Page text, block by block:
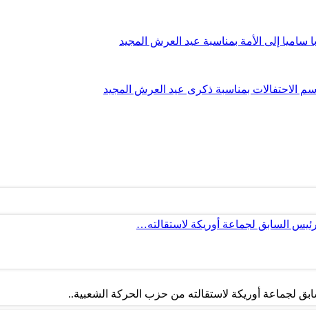
إلى الأمة بمناسبة عيد العرش المجيد
الاحتفالات بمناسبة ذكرى عيد العرش المجيد
السابق لجماعة أوريكة لاستقالته…
لجماعة أوريكة لاستقالته من حزب الحركة الشعبية..